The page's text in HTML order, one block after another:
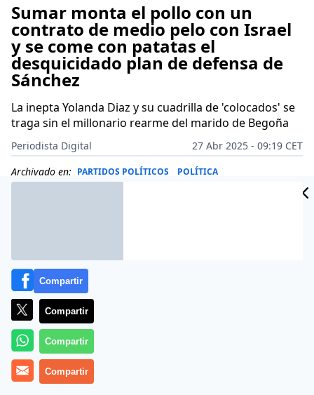
Sumar monta el pollo con un
contrato de medio pelo con Israel
y se come con patatas el
desquicidado plan de defensa de
Sánchez
La inepta Yolanda Diaz y su cuadrilla de 'colocados' se
traga sin el millonario rearme del marido de Begoña
Periodista Digital
27 Abr 2025 - 09:19 CET
Archivado en: PARTIDOS POLÍTICOS POLÍTICA
Compartir
Compartir
Compartir
Compartir